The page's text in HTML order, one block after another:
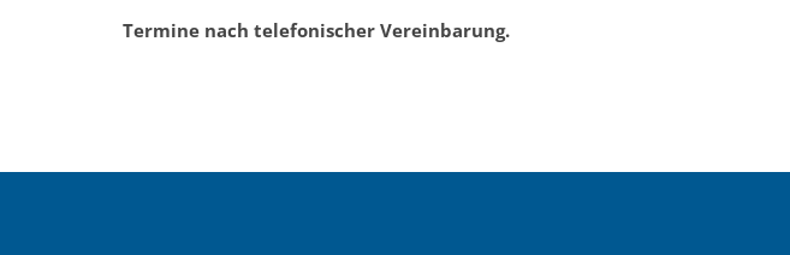
Termine nach telefonischer Vereinbarung.